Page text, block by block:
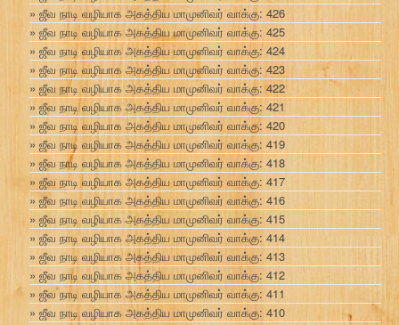
ஜீவ நாடி வழியாக அகத்திய மாமுனிவர் வாக்கு: 426
ஜீவ நாடி வழியாக அகத்திய மாமுனிவர் வாக்கு: 425
ஜீவ நாடி வழியாக அகத்திய மாமுனிவர் வாக்கு: 424
ஜீவ நாடி வழியாக அகத்திய மாமுனிவர் வாக்கு: 423
ஜீவ நாடி வழியாக அகத்திய மாமுனிவர் வாக்கு: 422
ஜீவ நாடி வழியாக அகத்திய மாமுனிவர் வாக்கு: 421
ஜீவ நாடி வழியாக அகத்திய மாமுனிவர் வாக்கு: 420
ஜீவ நாடி வழியாக அகத்திய மாமுனிவர் வாக்கு: 419
ஜீவ நாடி வழியாக அகத்திய மாமுனிவர் வாக்கு: 418
ஜீவ நாடி வழியாக அகத்திய மாமுனிவர் வாக்கு: 417
ஜீவ நாடி வழியாக அகத்திய மாமுனிவர் வாக்கு: 416
ஜீவ நாடி வழியாக அகத்திய மாமுனிவர் வாக்கு: 415
ஜீவ நாடி வழியாக அகத்திய மாமுனிவர் வாக்கு: 414
ஜீவ நாடி வழியாக அகத்திய மாமுனிவர் வாக்கு: 413
ஜீவ நாடி வழியாக அகத்திய மாமுனிவர் வாக்கு: 412
ஜீவ நாடி வழியாக அகத்திய மாமுனிவர் வாக்கு: 411
ஜீவ நாடி வழியாக அகத்திய மாமுனிவர் வாக்கு: 410